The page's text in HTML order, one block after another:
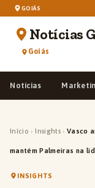
GOIÁS
Notícias
Goiás
Notícias
Início › Insights › Vasco
mantém Palmeiras na
INSIGHTS